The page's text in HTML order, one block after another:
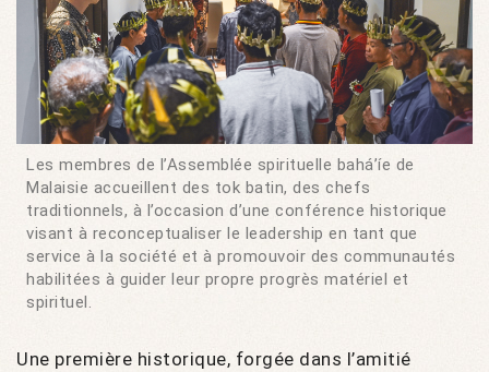
Les membres de l’Assemblée spirituelle bahá’íe de
Malaisie accueillent des tok batin, des chefs
traditionnels, à l’occasion d’une conférence historique
visant à reconceptualiser le leadership en tant que
service à la société et à promouvoir des communautés
habilitées à guider leur propre progrès matériel et
spirituel.
Une première historique, forgée dans l’amitié